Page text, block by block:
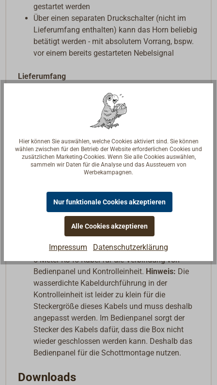
gestartet werden
Über einen separaten Druckschalter (nicht im
Lieferumfang enthalten) kann das Horn beliebig
betätigt werden - mit absolutem Vorrang, bspw.
vor einem bereits gestarteten Nebelsignal
Lieferumfang
Wasserdichter (IP67), beheizbarer Schalltrichter
(Lautsprecher) mit Bügel zur Montage am Mast
Am Schalltrichter befindet sich ein werkseitig
montiertes, ein Meter langes, verzinntes
Stromkabel mit einem Querschnitt von 2 x 1,5
mm². Um die Wasserdichtigkeit zu
gewährleisten wurde dessen
Plombe führt zum Garantieverlust). Die
benötigte Kabellänge bis zur Kontrolleinheit
muss an dieses Kabel angeschlossen werden
Kontrolleinheit mit Tongenerator für die unter-
Deck-Montage
Bedienpanel für die Schottmontage
5 Meter RJ45-Kabel für die Verbindung von
Bedienpanel und Kontrolleinheit. Hinweis: Die
wasserdichte Kabeldurchführung in der
Kontrolleinheit ist leider zu klein für die
Steckergröße dieses Kabels und muss deshalb
angepasst werden. Im Bedienpanel sorgt der
Stecker des Kabels dafür, dass die Box nicht
wieder geschlossen werden kann. Deshalb das
Bedienpanel für die Schottmontage nutzen.
Downloads
Hier können Sie auswählen, welche Cookies aktiviert sind. Sie können
wählen zwischen für den Betrieb der Website erforderlichen Cookies und
zusätzlichen Marketing-Cookies. Wenn Sie alle Cookies auswählen,
sammeln wir Daten für die Analyse und das Aussteuern von
Werbekampagnen.
Nur funktionale Cookies akzeptieren
Alle Cookies akzeptieren
Impressum Datenschutzerklärung